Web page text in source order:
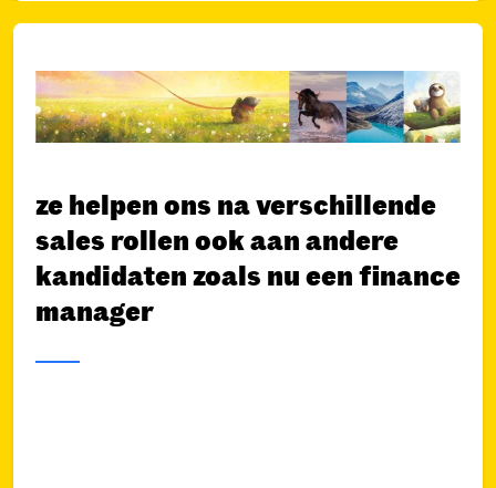
ze helpen ons na verschillende
sales rollen ook aan andere
kandidaten zoals nu een finance
manager